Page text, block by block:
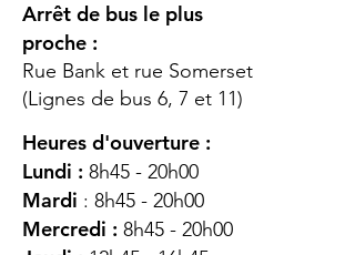
Arrêt de bus le plus
proche :
Rue Bank et rue Somerset
(Lignes de bus 6, 7 et 11)
Heures d'ouverture :
Lundi : 8h45 - 20h00
Mardi : 8h45 - 20h00
Mercredi : 8h45 - 20h00